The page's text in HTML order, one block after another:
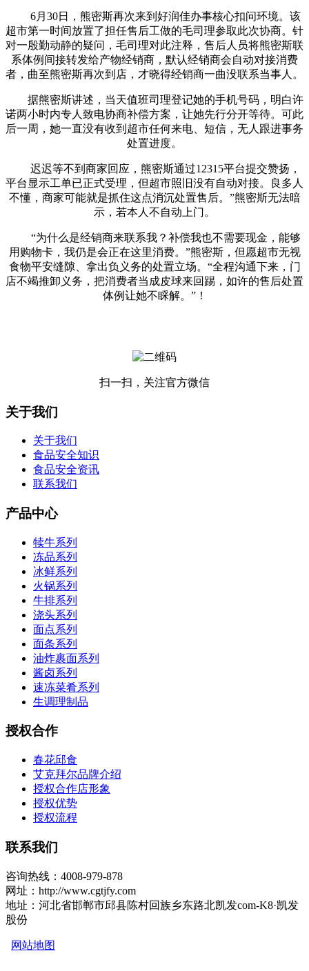
6月30日，熊密斯再次来到好润佳办事核心扣问环境。该
超市第一时间放置了担任售后工做的毛司理参取此次协商。针
对一殷勤动静的疑问，毛司理对此注释，售后人员将熊密斯联
系体例间接转发给产物经销商，默认经销商会自动对接消费
者，曲至熊密斯再次到店，才晓得经销商一曲没联系当事人。
据熊密斯讲述，当天值班司理登记她的手机号码，明白许
诺两小时内专人致电协商补偿方案，让她先行分开等待。可此
后一周，她一直没有收到超市任何来电、短信，无人跟进事务
处置进度。
迟迟等不到商家回应，熊密斯通过12315平台提交赞扬，
平台显示工单已正式受理，但超市照旧没有自动对接。良多人
不懂，商家可能就是抓住这点消沉处置售后。”熊密斯无法暗
示，若本人不自动上门。
“为什么是经销商来联系我？补偿我也不需要现金，能够
用购物卡，我仍是会正在这里消费。”熊密斯，但愿超市无视
食物平安缝隙、拿出负义务的处置立场。“全程沟通下来，门
店不竭推卸义务，把消费者当成皮球来回踢，如许的售后处置
体例让她不睬解。”！
扫一扫，关注官方微信
关于我们
关于我们
食品安全知识
食品安全资讯
联系我们
产品中心
犊牛系列
冻品系列
冰鲜系列
火锅系列
牛排系列
浇头系列
面点系列
面条系列
油炸裹面系列
酱卤系列
速冻菜肴系列
生调理制品
授权合作
春花邱食
艾克拜尔品牌介绍
授权合作店形象
授权优势
授权流程
联系我们
咨询热线：4008-979-878
网址：http://www.cgtjfy.com
地址：河北省邯郸市邱县陈村回族乡东路北凯发com-K8·凯发
股份
网站地图